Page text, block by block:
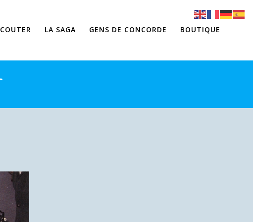
LA SAGA GENS DE CONCORDE BOUTIQUE